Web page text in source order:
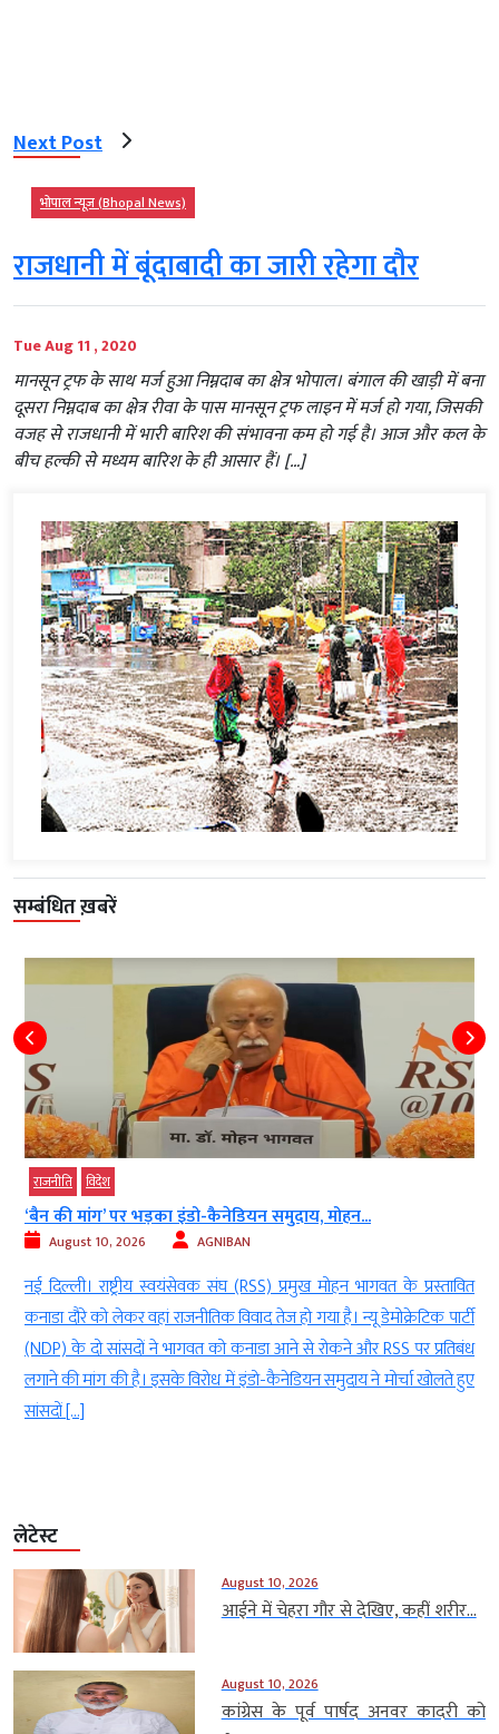
Next Post
भोपाल न्यूज़ (Bhopal News)
राजधानी में बूंदाबादी का जारी रहेगा दौर
Tue Aug 11 , 2020
मानसून ट्रफ के साथ मर्ज हुआ निम्नदाब का क्षेत्र भोपाल। बंगाल की खाड़ी में बना
दूसरा निम्नदाब का क्षेत्र रीवा के पास मानसून ट्रफ लाइन में मर्ज हो गया, जिसकी
वजह से राजधानी में भारी बारिश की संभावना कम हो गई है। आज और कल के
बीच हल्की से मध्यम बारिश के ही आसार हैं। […]
सम्बंधित ख़बरें
राजनीति विदेश
‘बैन की मांग’ पर भड़का इंडो-कैनेडियन समुदाय, मोहन...
August 10, 2026 AGNIBAN
नई दिल्ली। राष्ट्रीय स्वयंसेवक संघ (RSS) प्रमुख मोहन भागवत के प्रस्तावित
कनाडा दौरे को लेकर वहां राजनीतिक विवाद तेज हो गया है। न्यू डेमोक्रेटिक पार्टी
(NDP) के दो सांसदों ने भागवत को कनाडा आने से रोकने और RSS पर प्रतिबंध
लगाने की मांग की है। इसके विरोध में इंडो-कैनेडियन समुदाय ने मोर्चा खोलते हुए
सांसदों […]
लेटेस्ट
August 10, 2026
आईने में चेहरा गौर से देखिए, कहीं शरीर...
August 10, 2026
कांग्रेस के पूर्व पार्षद अनवर कादरी को